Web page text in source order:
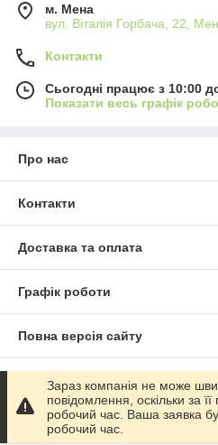
м. Мена
вул. Віталія Горбача, 22,
Контакти
Сьогодні працює з 10:00
Показати весь графік
Про нас
Контакти
Доставка та оплата
Графік роботи
Повна версія сайту
Сайт створено на маркетплейсі
Політика конфіденційності
Зараз компанія не може
повідомлення, оскільки за
робочий час. Ваша заявка
робочий час.